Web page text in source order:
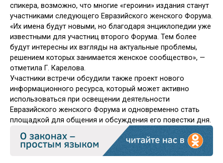
спикера, возможно, что многие «героини» издания станут
участниками следующего Евразийского женского Форума.
«Их имена будут новыми, но благодаря энциклопедии уже
известными для участниц второго Форума. Тем более
будут интересны их взгляды на актуальные проблемы,
решением которых занимается женское сообщество», —
отметила Г. Карелова.
Участники встречи обсудили также проект нового
информационного ресурса, который может активно
использоваться при освещении деятельности
Евразийского женского Форума и одновременно стать
площадкой для общения и обсуждения его повестки дня.